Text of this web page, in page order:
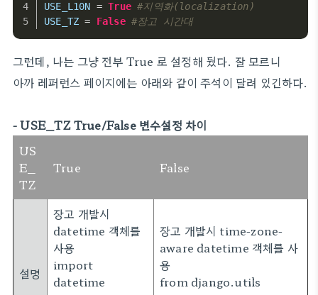
USE_L10N = True #지역화(localization)
USE_TZ = False #장고 시간대
그런데, 나는 그냥 전부 True 로 설정해 뒀다. 잘 모르니
아까 레퍼런스 페이지에는 아래와 같이 주석이 달려 있긴하다.
- USE_TZ True/False 변수설정 차이
US
E_
TZ
True False
설명
장고 개발시
datetime 객체를
사용
import
datetime
장고 개발시 time-zone-
aware datetime 객체를 사
용
from django.utils